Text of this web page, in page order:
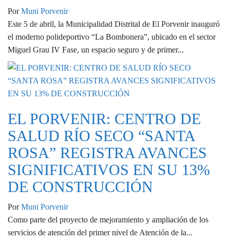
Por Muni Porvenir
Este 5 de abril, la Municipalidad Distrital de El Porvenir inauguró
el moderno polideportivo “La Bombonera”, ubicado en el sector
Miguel Grau IV Fase, un espacio seguro y de primer...
EL PORVENIR: CENTRO DE
SALUD RÍO SECO “SANTA
ROSA” REGISTRA AVANCES
SIGNIFICATIVOS EN SU 13%
DE CONSTRUCCIÓN
Por Muni Porvenir
Como parte del proyecto de mejoramiento y ampliación de los
servicios de atención del primer nivel de Atención de la...